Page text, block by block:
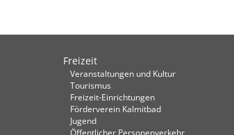
Freizeit
Veranstaltungen und Kultur
Tourismus
Freizeit-Einrichtungen
Förderverein Kalmitbad
Jugend
Öffentlicher Personenverkehr